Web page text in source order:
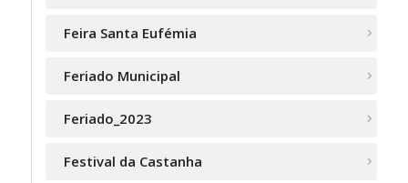
Feira Santa Eufémia
Feriado Municipal
Feriado_2023
Festival da Castanha